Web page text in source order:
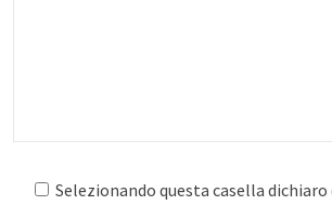
Selezionando questa casella dichiaro